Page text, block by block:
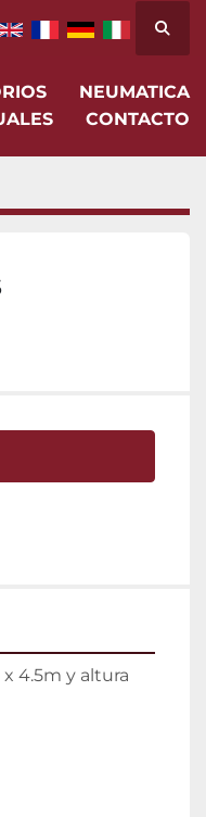
NEUMATICA
CONTACTO
4.5m y altura